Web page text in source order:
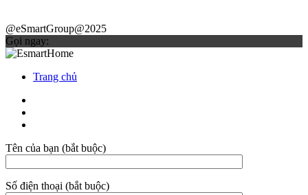
@eSmartGroup@2025
Gọi ngay:
Trang chủ
Tên của bạn (bắt buộc)
Số điện thoại (bắt buộc)